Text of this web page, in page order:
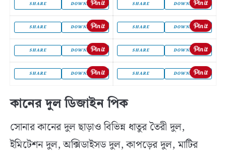
SHARE DOWNLOAD SHARE DOWNLOAD
SHARE DOWNLOAD SHARE DOWNLOAD
SHARE DOWNLOAD SHARE DOWNLOAD
SHARE DOWNLOAD SHARE DOWNLOAD
কানের দুল ডিজাইন পিক
সোনার কানের দুল ছাড়াও বিভিন্ন ধাতুর তৈরী দুল,
ইমিটেশন দুল, অক্সিডাইসড দুল, কাপড়ের দুল, মাটির